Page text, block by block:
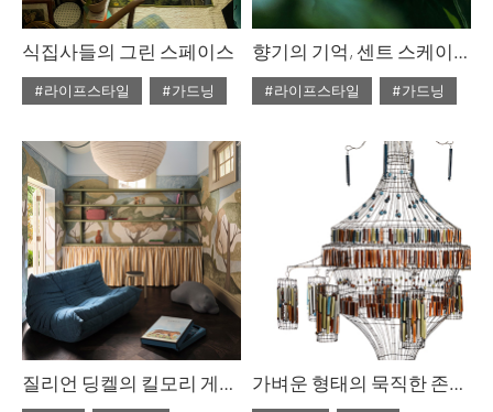
식집사들의 그린 스페이스
#라이프스타일
#가드닝
향기의 기억, 센트 스케이핑
#라이프스타일
#가드닝
질리언 딩켈의 킬모리 게스트 하우스 가벼운 형태의 묵직한 존재감, 마리 크리스토프